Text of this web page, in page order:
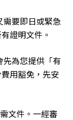
需要即日或緊急
證明文件。
為您提供「有
用豁免，先安
文件。一經審